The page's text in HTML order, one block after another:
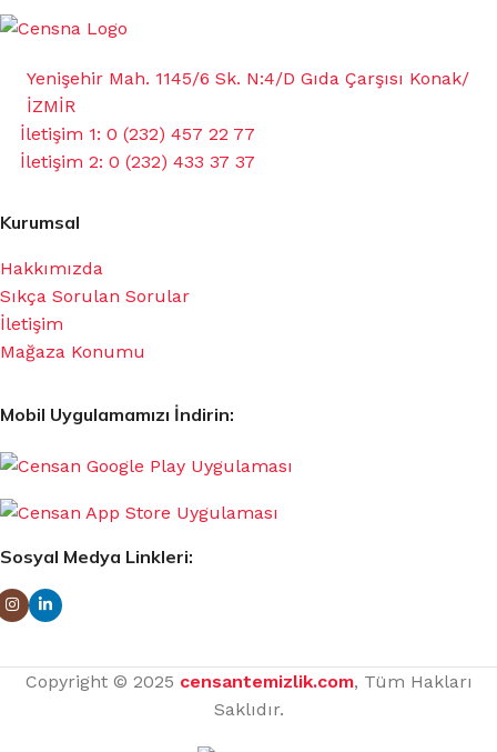
Yenişehir Mah. 1145/6 Sk. N:4/D Gıda Çarşısı Konak/
İZMİR
İletişim 1: 0 (232) 457 22 77
İletişim 2: 0 (232) 433 37 37
Kurumsal
Hakkımızda
Sıkça Sorulan Sorular
İletişim
Mağaza Konumu
Mobil Uygulamamızı İndirin:
Sosyal Medya Linkleri:
Copyright © 2025 censantemizlik.com, Tüm Hakları
Saklıdır.